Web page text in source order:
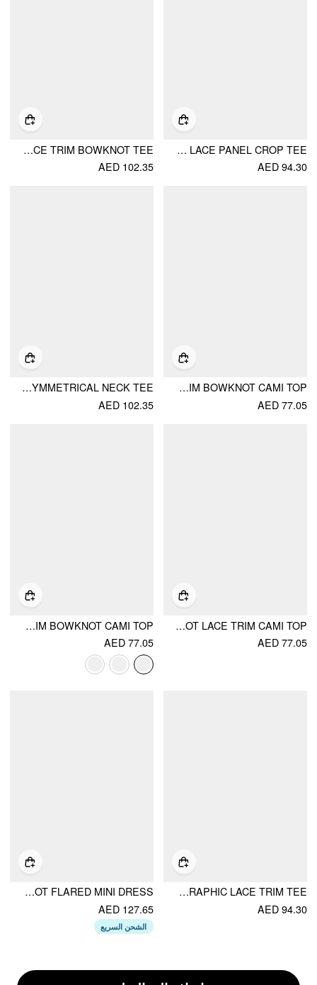
OFF-SHOULDER DEER GRAPHIC POINTELLE LACE PANEL CROP TEE
AED 94.30
DEER GRAPHIC SCOOP NECKLINE LONG SLEEVE LACE TRIM BOWKNOT TEE
AED 102.35
JACQUARD DEER GRAPHIC SCOOP NECK LACE TRIM BOWKNOT CAMI TOP
AED 77.05
COTTON-BLEND DEER & BOWKNOT GRAPHIC ASYMMETRICAL NECK TEE
AED 102.35
SCOOP NECKLINE RABBIT GRAPHIC BOWKNOT LACE TRIM CAMI TOP
AED 77.05
POINTELLE CAT GRAPHIC U-NECKLINE LACE TRIM BOWKNOT CAMI TOP
AED 77.05
COTTON-BLEND HEART BUNNY GRAPHIC LACE TRIM TEE
AED 94.30
MESH DEER GRAPHIC SCOOP NECK LACE TRIM BOWKNOT FLARED MINI DRESS
AED 127.65
الشحن السريع